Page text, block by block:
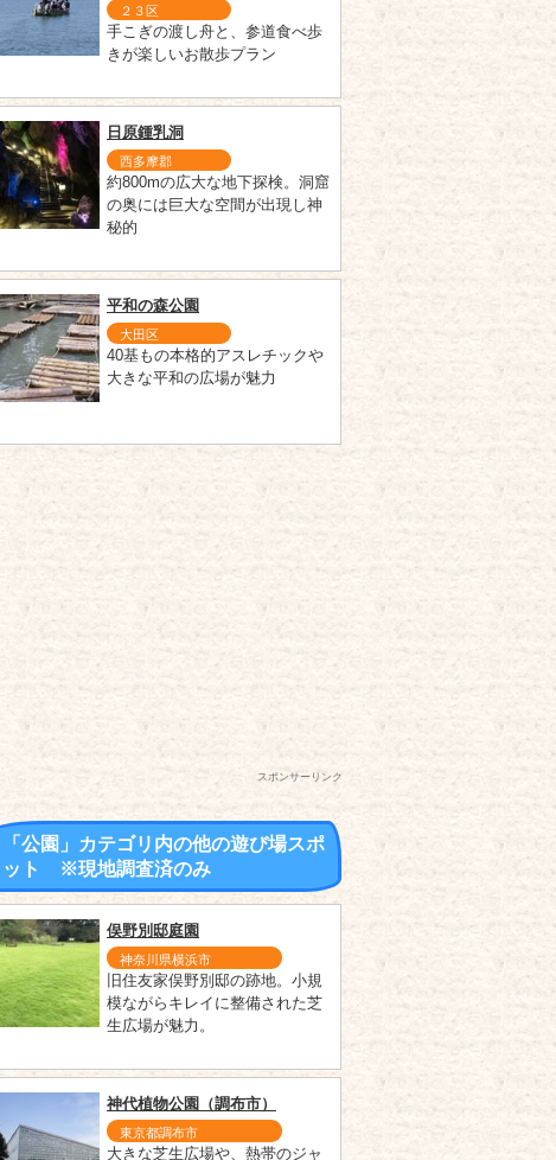
２３区
手こぎの渡し舟と、参道食べ歩
きが楽しいお散歩プラン
日原鍾乳洞
西多摩郡
約800mの広大な地下探検。洞窟
の奥には巨大な空間が出現し神
秘的
平和の森公園
大田区
40基もの本格的アスレチックや
大きな平和の広場が魅力
スポンサーリンク
「公園」カテゴリ内の他の遊び場スポ
ット ※現地調査済のみ
俣野別邸庭園
神奈川県横浜市
旧住友家俣野別邸の跡地。小規
模ながらキレイに整備された芝
生広場が魅力。
神代植物公園（調布市）
東京都調布市
大きな芝生広場や、熱帯のジャ